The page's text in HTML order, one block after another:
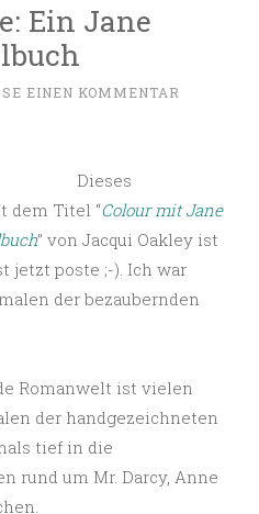
Ein Jane
EINEN KOMMENTAR
Dieses
dem Titel “Colour mit Jane
” von Jacqui Oakley ist
jetzt poste ;-). Ich war
der bezaubernden
Romanwelt ist vielen
der handgezeichneten
tief in die
rund um Mr. Darcy, Anne